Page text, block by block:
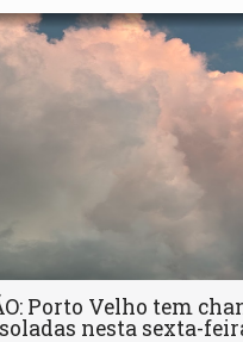
Porto Velho tem
nesta sexta-